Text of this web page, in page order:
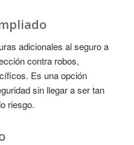
adicionales al seguro a
contra robos,
Es una opción
sin llegar a ser tan
riesgo.